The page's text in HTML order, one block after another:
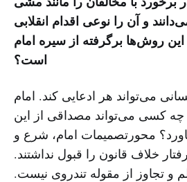
و آن را نوعی اقدام انقلابی
این روش‌ها برگرفته از سیره امام
است؟
می‌تواند هر ادعایی کند. امام
چه کسی می‌تواند مصداقی از این
محورتصمیمات امام، شرع و
خلاف قانون را قبول نداشتند.
و تجاوز از مقوله تندروی نیست.